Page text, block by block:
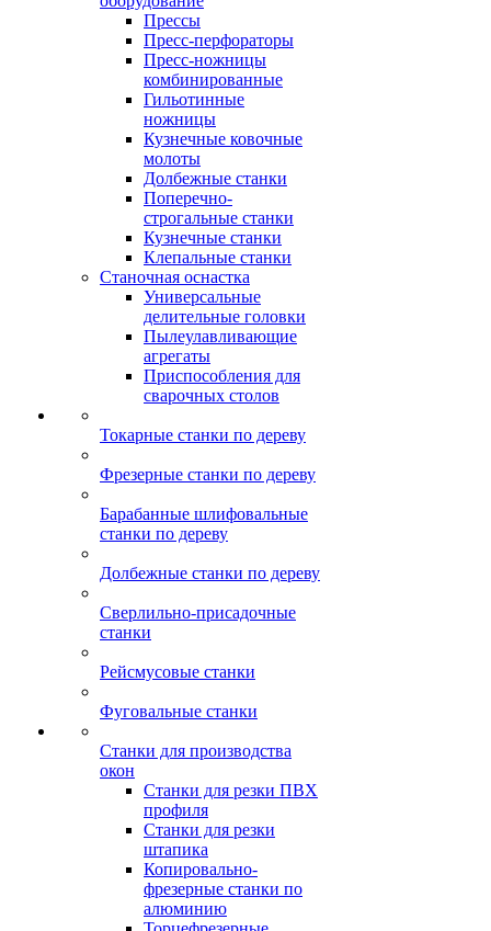
Прессы
Пресс-перфораторы
Пресс-ножницы
комбинированные
Гильотинные
ножницы
Кузнечные ковочные
молоты
Долбежные станки
Поперечно-
строгальные станки
Кузнечные станки
Клепальные станки
Станочная оснастка
Универсальные
делительные головки
Пылеулавливающие
агрегаты
Приспособления для
сварочных столов
Токарные станки по дереву
Фрезерные станки по дереву
Барабанные шлифовальные
станки по дереву
Долбежные станки по дереву
Сверлильно-присадочные
станки
Рейсмусовые станки
Фуговальные станки
Станки для производства
окон
Станки для резки ПВХ
профиля
Станки для резки
штапика
Копировально-
фрезерные станки по
алюминию